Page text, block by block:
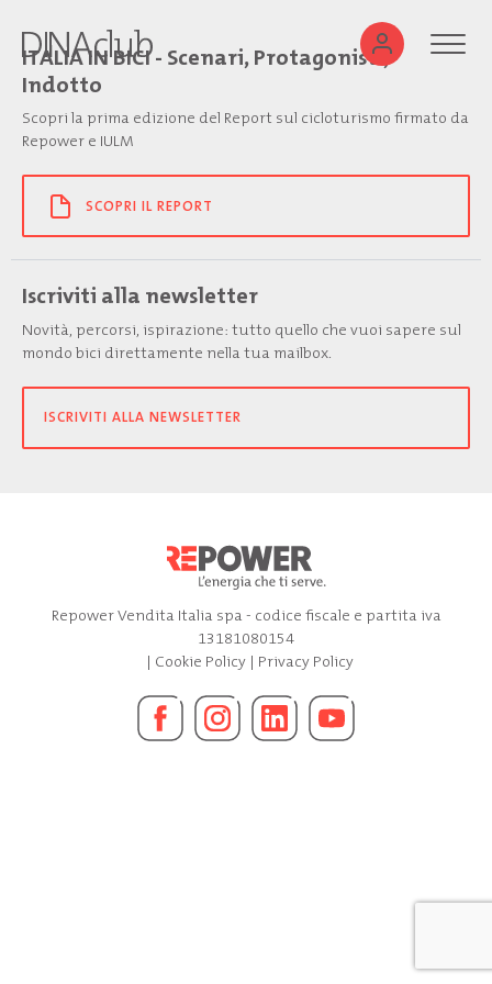
ITALIA IN BICI - Scenari, Protagonisti,
Indotto
Scopri la prima edizione del Report sul cicloturismo firmato da
Repower e IULM
SCOPRI IL REPORT
Iscriviti alla newsletter
Novità, percorsi, ispirazione: tutto quello che vuoi sapere sul
mondo bici direttamente nella tua mailbox.
ISCRIVITI ALLA NEWSLETTER
Repower Vendita Italia spa - codice fiscale e partita iva
13181080154
| Cookie Policy| Privacy Policy